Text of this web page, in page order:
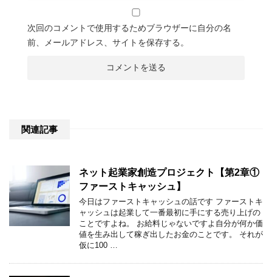
次回のコメントで使用するためブラウザーに自分の名
前、メールアドレス、サイトを保存する。
関連記事
ネット起業家創造プロジェクト【第2章①
ファーストキャッシュ】
今日はファーストキャッシュの話です ファーストキ
ャッシュは起業して一番最初に手にする売り上げの
ことですよね。 お給料じゃないですよ自分が何か価
値を生み出して稼ぎ出したお金のことです。 それが
仮に100 …